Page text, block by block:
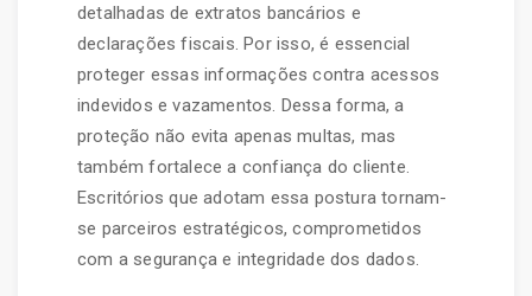
detalhadas de extratos bancários e
declarações fiscais. Por isso, é essencial
proteger essas informações contra acessos
indevidos e vazamentos. Dessa forma, a
proteção não evita apenas multas, mas
também fortalece a confiança do cliente.
Escritórios que adotam essa postura tornam-
se parceiros estratégicos, comprometidos
com a segurança e integridade dos dados.